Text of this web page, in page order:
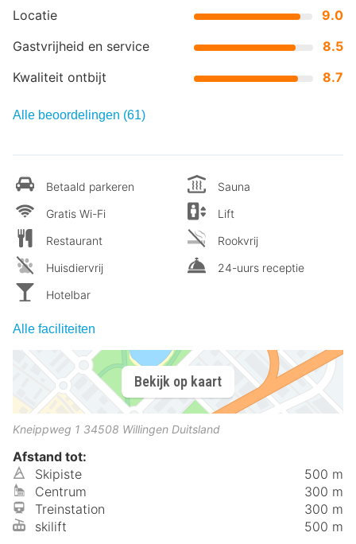
Locatie
9.0
Gastvrijheid en service
8.5
Kwaliteit ontbijt
8.7
Alle beoordelingen (61)
Betaald parkeren
Gratis Wi-Fi
Restaurant
Huisdiervrij
Hotelbar
Sauna
Lift
Rookvrij
24-uurs receptie
Alle faciliteiten
Bekijk op kaart
Kneippweg 1 34508 Willingen Duitsland
Afstand tot:
Skipiste
500 m
Centrum
300 m
Treinstation
300 m
skilift
500 m